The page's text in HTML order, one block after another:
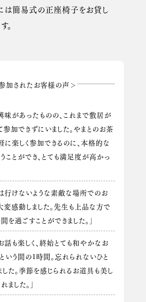
は簡易式の正座椅子をお貸し
。
加されたお客様の声＞
味があったものの、これまで敷居が
参加できずにいました。やまとのお茶
に楽しく参加できるのに、本格的な
ことができ、とても満足度が高かっ
行けないような素敵な場所でのお
変感動しました。先生も上品な方で
を過ごすことができました。」
話も楽しく、終始とても和やかなお
いう間の1時間。忘れられないひと
した。季節を感じられるお道具も美し
ました。」